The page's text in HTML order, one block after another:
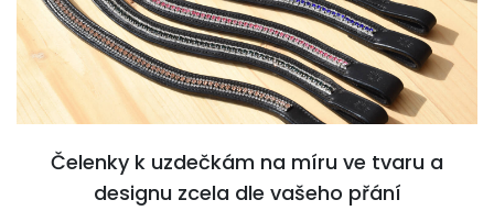
Čelenky k uzdečkám na míru ve tvaru a
designu zcela dle vašeho přání